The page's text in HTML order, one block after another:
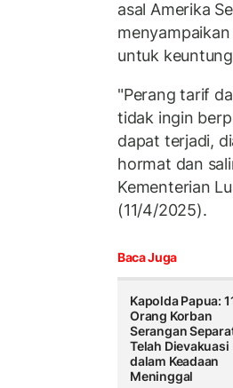
asal Amerika
untuk
"Perang tarif
tidak ingin
dapat terjadi,
hormat dan
Kementerian
(11/4/2025).
Baca Juga
Kapolda Papua:
Orang Korban
Serangan
Telah Dievakuasi
dalam Keadaan
Meninggal